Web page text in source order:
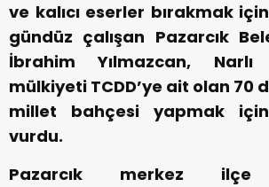
ve kalıcı eserler bırakmak
gündüz çalışan Pazarcık
İbrahim Yılmazcan, Narlı
mülkiyeti TCDD’ye ait olan 70
millet bahçesi yapmak
vurdu.
Pazarcık merkez